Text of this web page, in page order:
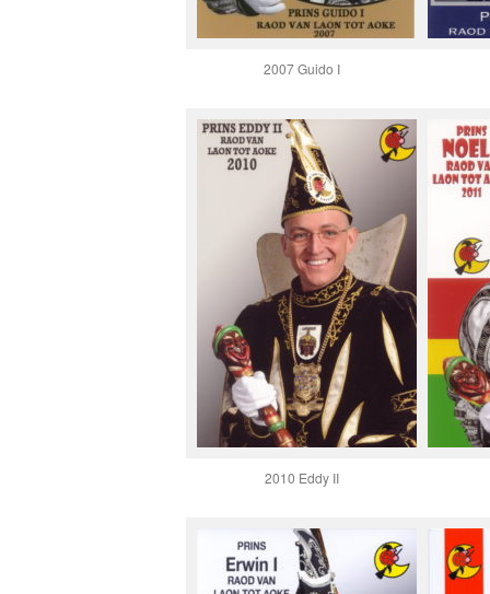
2007 Guido I
2010 Eddy II